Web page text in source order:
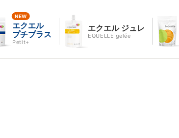
エクエル
プチプラス
Petit+
エクエル ジュレ
EQUELLE gelée